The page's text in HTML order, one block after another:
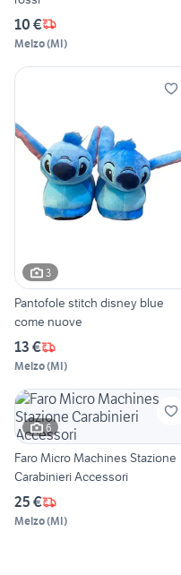
10 €
Melzo(MI)
3
Pantofole stitch disney blue
come nuove
13 €
Melzo(MI)
6
Faro Micro Machines Stazione
Carabinieri Accessori
25 €
Melzo(MI)